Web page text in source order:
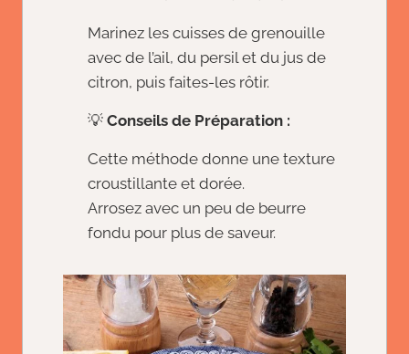
Marinez les cuisses de grenouille
avec de l’ail, du persil et du jus de
citron, puis faites-les rôtir.
💡 Conseils de Préparation :
Cette méthode donne une texture
croustillante et dorée.
Arrosez avec un peu de beurre
fondu pour plus de saveur.